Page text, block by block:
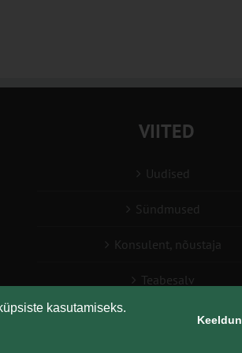
kasutamiseks.
Keeldun
VIITED
Uudised
Sündmused
Konsulent, nõustaja
Teabesalv
Liitu uudiskirjaga